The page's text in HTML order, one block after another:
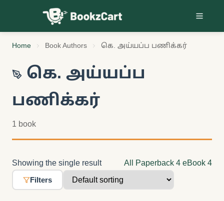
Skip to content
Home Book Authors கெ. அய்யப்ப பணிக்கர்
கெ. அய்யப்ப
பணிக்கர்
1 book
Showing the single result All Paperback 4 eBook 4
Filters